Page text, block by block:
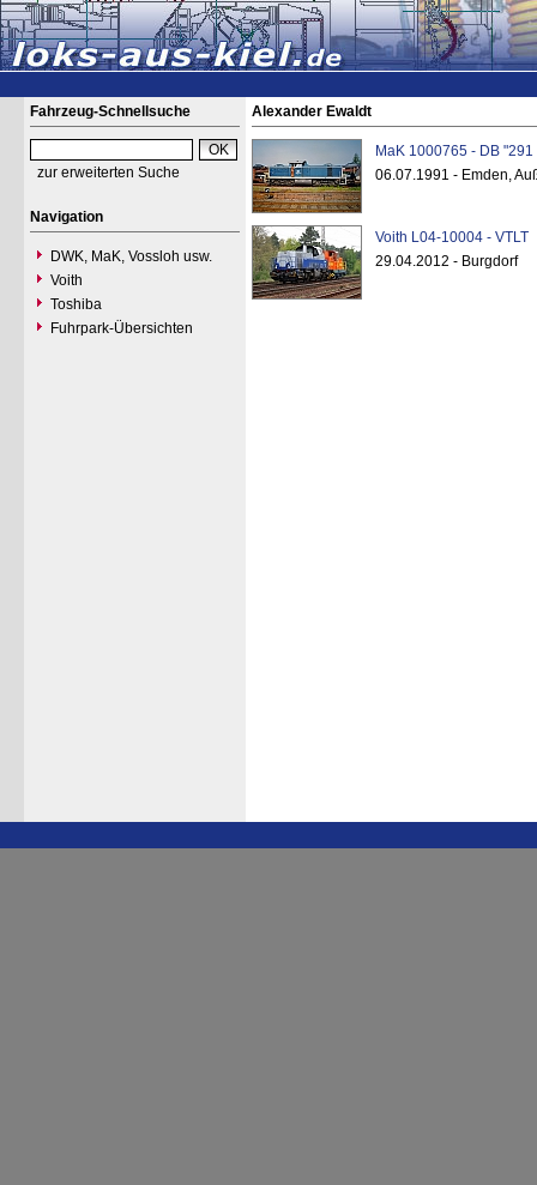
Fahrzeug-Schnellsuche
zur erweiterten Suche
Navigation
DWK, MaK, Vossloh usw.
Voith
Toshiba
Fuhrpark-Übersichten
Alexander Ewaldt
MaK 1000765 - DB
06.07.1991 - Emden,
Voith L04-10004 - VTLT
29.04.2012 - Burgdorf